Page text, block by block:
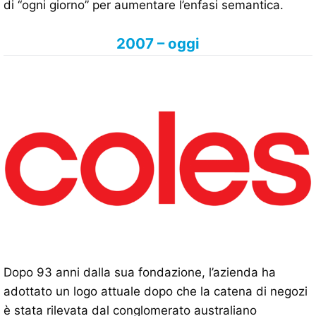
di “ogni giorno” per aumentare l’enfasi semantica.
2007 – oggi
Dopo 93 anni dalla sua fondazione, l’azienda ha
adottato un logo attuale dopo che la catena di negozi
è stata rilevata dal conglomerato australiano